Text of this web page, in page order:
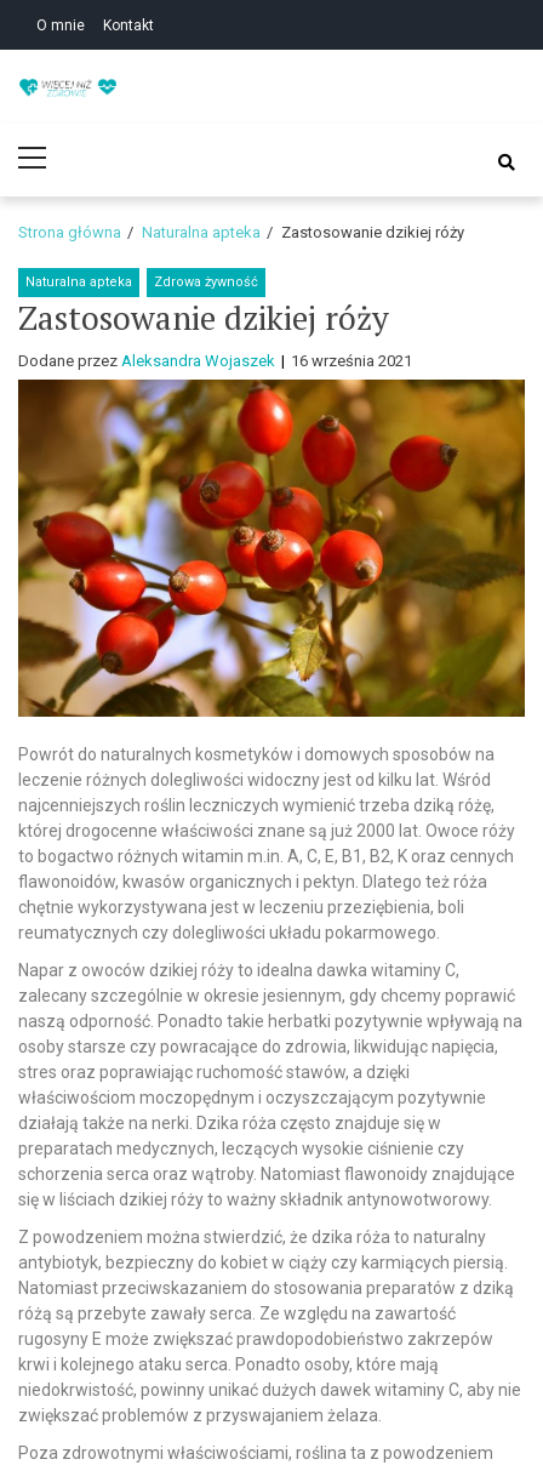
O mnie Kontakt
w zgodzie ze sobą!
Menu
Strona główna Naturalna apteka Zastosowanie dzikiej róży
Naturalna apteka Zdrowa żywność
Zastosowanie dzikiej róży
Dodane przez Aleksandra Wojaszek 16 września 2021
Powrót do naturalnych kosmetyków i domowych sposobów na
leczenie różnych dolegliwości widoczny jest od kilku lat. Wśród
najcenniejszych roślin leczniczych wymienić trzeba dziką różę,
której drogocenne właściwości znane są już 2000 lat. Owoce róży
to bogactwo różnych witamin m.in. A, C, E, B1, B2, K oraz cennych
flawonoidów, kwasów organicznych i pektyn. Dlatego też róża
chętnie wykorzystywana jest w leczeniu przeziębienia, boli
reumatycznych czy dolegliwości układu pokarmowego.
Napar z owoców dzikiej róży to idealna dawka witaminy C,
zalecany szczególnie w okresie jesiennym, gdy chcemy poprawić
naszą odporność. Ponadto takie herbatki pozytywnie wpływają na
osoby starsze czy powracające do zdrowia, likwidując napięcia,
stres oraz poprawiając ruchomość stawów, a dzięki
właściwościom moczopędnym i oczyszczającym pozytywnie
działają także na nerki. Dzika róża często znajduje się w
preparatach medycznych, leczących wysokie ciśnienie czy
schorzenia serca oraz wątroby. Natomiast flawonoidy znajdujące
się w liściach dzikiej róży to ważny składnik antynowotworowy.
Z powodzeniem można stwierdzić, że dzika róża to naturalny
antybiotyk, bezpieczny do kobiet w ciąży czy karmiących piersią.
Natomiast przeciwskazaniem do stosowania preparatów z dziką
różą są przebyte zawały serca. Ze względu na zawartość
rugosyny E może zwiększać prawdopodobieństwo zakrzepów
krwi i kolejnego ataku serca. Ponadto osoby, które mają
niedokrwistość, powinny unikać dużych dawek witaminy C, aby nie
zwiększać problemów z przyswajaniem żelaza.
Poza zdrowotnymi właściwościami, roślina ta z powodzeniem